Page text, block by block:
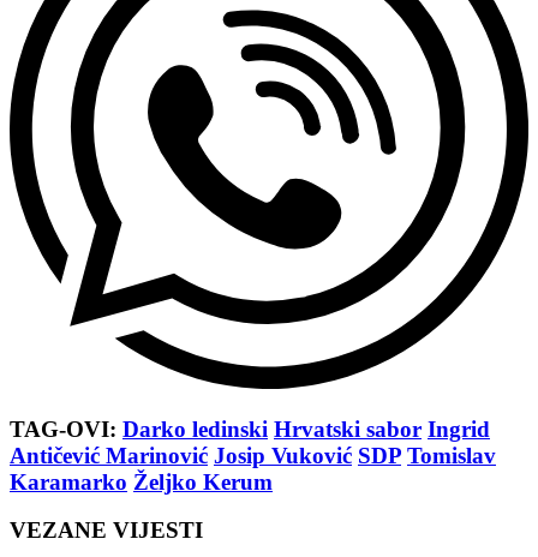
TAG-OVI: Darko ledinski Hrvatski sabor Ingrid
Antičević Marinović Josip Vuković SDP Tomislav
Karamarko Željko Kerum
VEZANE VIJESTI